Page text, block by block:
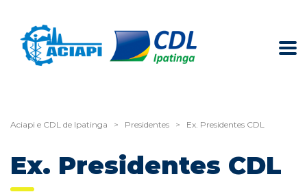
Aciapi e CDL de Ipatinga > Presidentes > Ex. Presidentes CDL
Ex. Presidentes CDL